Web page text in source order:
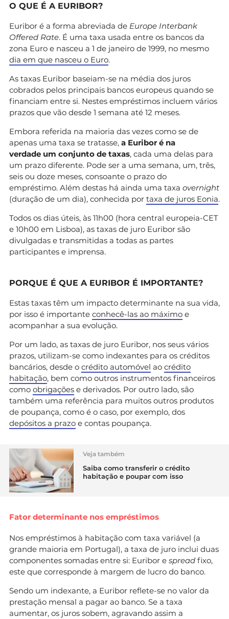
O QUE É A EURIBOR?
Euribor é a forma abreviada de Europe Interbank
Offered Rate. É uma taxa usada entre os bancos da
zona Euro e nasceu a 1 de janeiro de 1999, no mesmo
dia em que nasceu o Euro.
As taxas Euribor baseiam-se na média dos juros
cobrados pelos principais bancos europeus quando se
financiam entre si. Nestes empréstimos incluem vários
prazos que vão desde 1 semana até 12 meses.
Embora referida na maioria das vezes como se de
apenas uma taxa se tratasse, a Euribor é na
verdade um conjunto de taxas, cada uma delas para
um prazo diferente. Pode ser a uma semana, um, três,
seis ou doze meses, consoante o prazo do
empréstimo. Além destas há ainda uma taxa overnight
(duração de um dia), conhecida por taxa de juros Eonia.
Todos os dias úteis, às 11h00 (hora central europeia-CET
e 10h00 em Lisboa), as taxas de juro Euribor são
divulgadas e transmitidas a todas as partes
participantes e imprensa.
PORQUE É QUE A EURIBOR É IMPORTANTE?
Estas taxas têm um impacto determinante na sua vida,
por isso é importante conhecê-las ao máximo e
acompanhar a sua evolução.
Por um lado, as taxas de juro Euribor, nos seus vários
prazos, utilizam-se como indexantes para os créditos
bancários, desde o crédito automóvel ao crédito
habitação, bem como outros instrumentos financeiros
como obrigações e derivados. Por outro lado, são
também uma referência para muitos outros produtos
de poupança, como é o caso, por exemplo, dos
depósitos a prazo e contas poupança.
Veja também
Saiba como transferir o crédito
habitação e poupar com isso
Fator determinante nos empréstimos
Nos empréstimos à habitação com taxa variável (a
grande maioria em Portugal), a taxa de juro inclui duas
componentes somadas entre si: Euribor e spread fixo,
este que corresponde à margem de lucro do banco.
Sendo um indexante, a Euribor reflete-se no valor da
prestação mensal a pagar ao banco. Se a taxa
aumentar, os juros sobem, agravando assim a